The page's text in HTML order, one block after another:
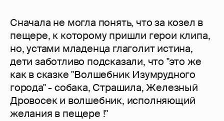
Сначала не могла понять, что за козел в
пещере, к которому пришли герои клипа,
но, устами младенца глаголит истина,
дети заботливо подсказали, что "это же
как в сказке "Волшебник Изумрудного
города" - собака, Страшила, Железный
Дровосек и волшебник, исполняющий
желания в пещере !"